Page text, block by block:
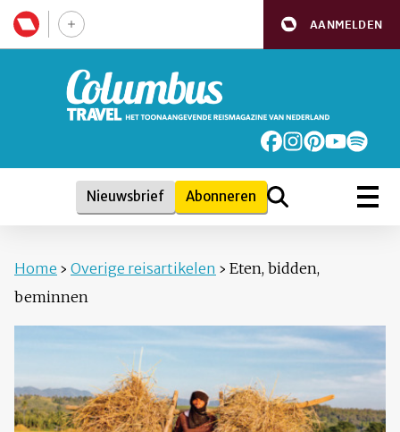
AANMELDEN
Nieuwsbrief Abonneren
Home › Overige reisartikelen › Eten, bidden,
beminnen